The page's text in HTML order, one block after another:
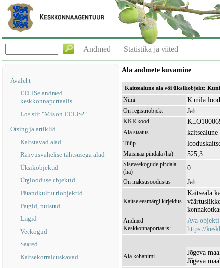
Andmed Statistika ja viited
Avaleht
EELISe andmed
keskkonnaportaalis
Loe siit "Mis on EELIS?"
Otsing ja artiklid
Kaitstavad alad
Rahvusvahelise tähtsusega alad
Üksikobjektid
Ürglooduse objektid
Pärandkultuuriobjektid
Pargid, puistud
Liigid
Veekogud
Saared
Kaitsekorralduskavad
Ala andmete kuvamine
Kaitsealune ala või üksikobjekt:
Nimi
Kunila
On registriobjekt Jah
KKR kood
Ala staatus kaitsealune
Tüüp
Maismaa pindala (ha) 525,3
Siseveekogude pindala
(ha)
0
On maksusoodustus Jah
Kaitse eesmärgi kirjeldus
Kaitseala
Andmed
Keskkonnaportaalis:
Ava objekti
https://
Ala kohanimi
Jõgeva
Jõgeva